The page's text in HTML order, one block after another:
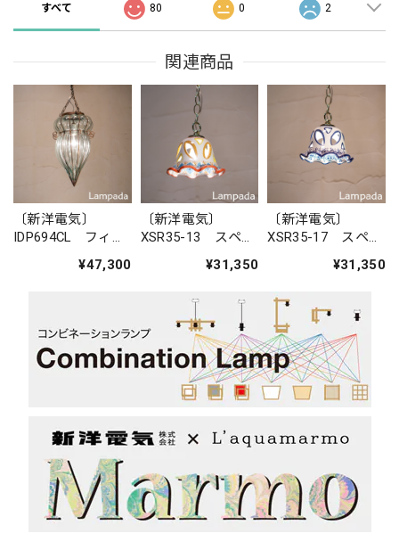
すべて 80 0 2
関連商品
〔新洋電気〕
IDP694CL フィリ
ダントライト¥47,300
〔新洋電気〕
XSR35-13 スペイ
¥31,350
〔新洋電気〕
XSR35-17 スペイ
¥31,350